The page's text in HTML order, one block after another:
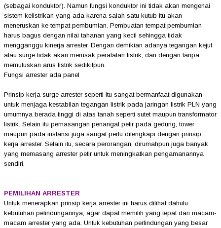
(sebagai konduktor). Namun fungsi konduktor ini tidak akan mengenai
sistem kelistrikan yang ada karena salah satu kutub itu akan
meneruskan ke tempat pembumian. Pembuatan tempat pembumian
harus bagus dengan nilai tahanan yang kecil sehingga tidak
mengganggu kinerja arrester. Dengan demikian adanya tegangan kejut
atau surge tidak akan merusak peralatan listrik, dan dengan tanpa
memutuskan arus listrik sedikitpun.
Fungsi arrester ada panel
Prinsip kerja surge arrester seperti itu sangat bermanfaat digunakan
untuk menjaga kestabilan tegangan listrik pada jaringan listrik PLN yang
umumnya berada tinggi di atas tanah seperti sutet maupun transformator
listrik. Selain itu pemasangan penangal petir pada gedung, tower
maupun pada instansi juga sangat perlu dilengkapi dengan prinsip
kerja arrester. Selain itu, secara perorangan, dirumahpun juga banyak
yang memasang arrester petir untuk meningkatkan pengamanannya
sendiri.
PEMILIHAN ARRESTER
Untuk menerapkan prinsip kerja arrester ini harus dilihat dahulu
kebutuhan pelindungannya, agar dapat memilih yang tepat dari macam-
macam arrester yang ada. Untuk kebutuhan perlindungan yang besar